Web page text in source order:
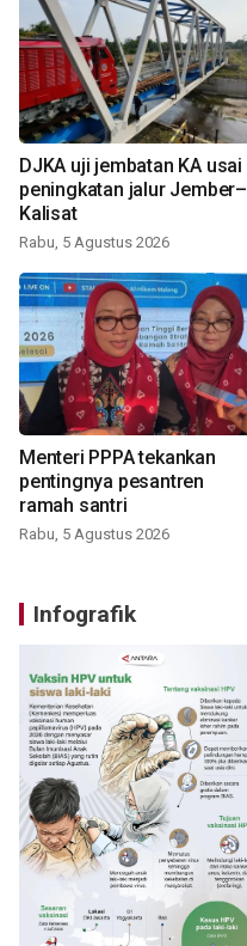
DJKA uji jembatan KA usai
peningkatan jalur Jember–
Kalisat
Rabu, 5 Agustus 2026
Menteri PPPA tekankan
pentingnya pesantren
ramah santri
Rabu, 5 Agustus 2026
Infografik